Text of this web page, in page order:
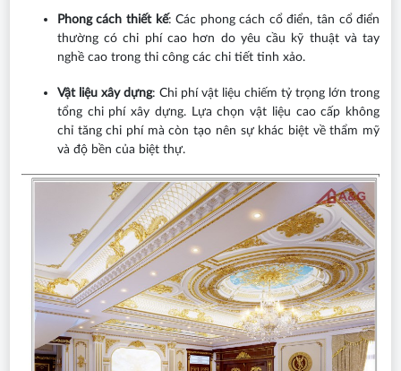
Phong cách thiết kế: Các phong cách cổ điển, tân cổ điển
thường có chi phí cao hơn do yêu cầu kỹ thuật và tay
nghề cao trong thi công các chi tiết tinh xảo.
Vật liệu xây dựng: Chi phí vật liệu chiếm tỷ trọng lớn trong
tổng chi phí xây dựng. Lựa chọn vật liệu cao cấp không
chỉ tăng chi phí mà còn tạo nên sự khác biệt về thẩm mỹ
và độ bền của biệt thự.